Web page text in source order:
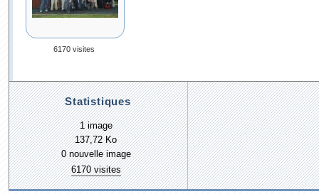
6170 visites
Statistiques
1 image
137,72 Ko
0 nouvelle image
6170 visites